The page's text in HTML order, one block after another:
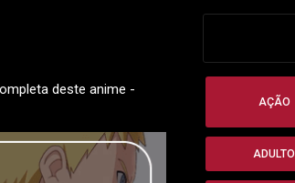
deste anime -
AÇÃO
ADULTO